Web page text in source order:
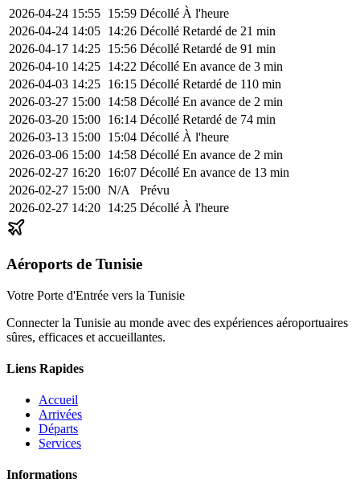
2026-04-24 15:55 15:59 Décollé À l'heure
2026-04-24 14:05 14:26 Décollé Retardé de 21 min
2026-04-17 14:25 15:56 Décollé Retardé de 91 min
2026-04-10 14:25 14:22 Décollé En avance de 3 min
2026-04-03 14:25 16:15 Décollé Retardé de 110 min
2026-03-27 15:00 14:58 Décollé En avance de 2 min
2026-03-20 15:00 16:14 Décollé Retardé de 74 min
2026-03-13 15:00 15:04 Décollé À l'heure
2026-03-06 15:00 14:58 Décollé En avance de 2 min
2026-02-27 16:20 16:07 Décollé En avance de 13 min
2026-02-27 15:00 N/A
Prévu
2026-02-27 14:20 14:25 Décollé À l'heure
Aéroports de Tunisie
Votre Porte d'Entrée vers la Tunisie
Connecter la Tunisie au monde avec des expériences aéroportuaires
sûres, efficaces et accueillantes.
Liens Rapides
Accueil
Arrivées
Départs
Services
Informations